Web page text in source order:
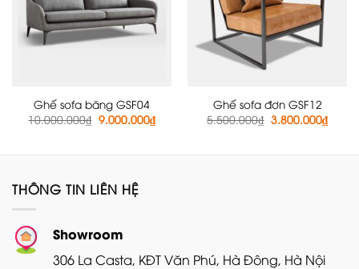
Ghế sofa băng GSF04
10.000.000₫ Giá
gốc
9.000.000₫Giá
hiện
Ghế sofa đơn GSF12
5.500.000₫ Giá
gốc
3.800.000₫Giá
hiện
THÔNG TIN LIÊN HỆ
Showroom
306 La Casta, KĐT Văn Phú, Hà Đông, Hà Nội